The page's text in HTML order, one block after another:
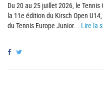
Du 20 au 25 juillet 2026, le
la 11e édition du Kirsch Open
du Tennis Europe Junior... Lire la